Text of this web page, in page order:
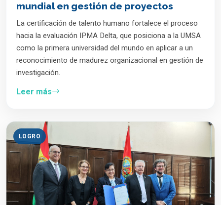
mundial en gestión de proyectos
La certificación de talento humano fortalece el proceso
hacia la evaluación IPMA Delta, que posiciona a la UMSA
como la primera universidad del mundo en aplicar a un
reconocimiento de madurez organizacional en gestión de
investigación.
Leer más
LOGRO